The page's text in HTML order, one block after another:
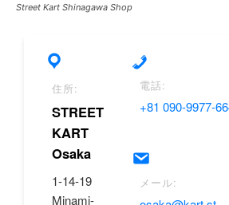
Street Kart Shinagawa Shop
住所:
STREET
KART
Osaka
1-14-19
Minami-
電話:
+81 090-9977-
メール: